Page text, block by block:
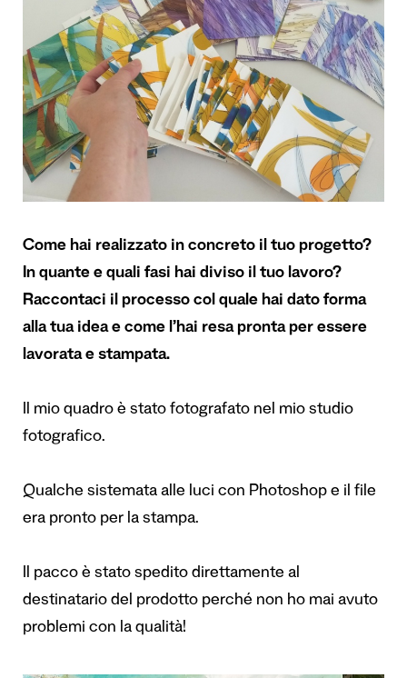
Come hai realizzato in concreto il tuo progetto?
In quante e quali fasi hai diviso il tuo lavoro?
Raccontaci il processo col quale hai dato forma
alla tua idea e come l’hai resa pronta per essere
lavorata e stampata.
Il mio quadro è stato fotografato nel mio studio
fotografico.
Qualche sistemata alle luci con Photoshop e il file
era pronto per la stampa.
Il pacco è stato spedito direttamente al
destinatario del prodotto perché non ho mai avuto
problemi con la qualità!